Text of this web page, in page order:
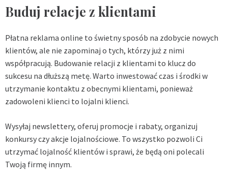
Buduj relacje z klientami
Płatna reklama online to świetny sposób na zdobycie nowych
klientów, ale nie zapominaj o tych, którzy już z nimi
współpracują. Budowanie relacji z klientami to klucz do
sukcesu na dłuższą metę. Warto inwestować czas i środki w
utrzymanie kontaktu z obecnymi klientami, ponieważ
zadowoleni klienci to lojalni klienci.
Wysyłaj newslettery, oferuj promocje i rabaty, organizuj
konkursy czy akcje lojalnościowe. To wszystko pozwoli Ci
utrzymać lojalność klientów i sprawi, że będą oni polecali
Twoją firmę innym.